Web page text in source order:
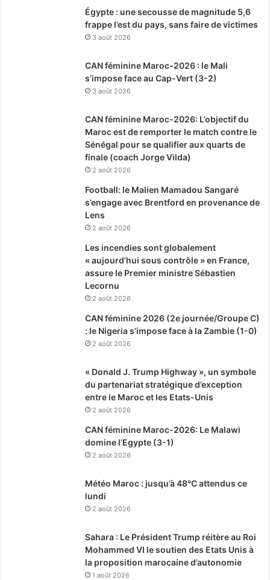
Égypte : une secousse de magnitude 5,6
frappe l’est du pays, sans faire de victimes
3 août 2026
CAN féminine Maroc-2026 : le Mali
s’impose face au Cap-Vert (3-2)
3 août 2026
CAN féminine Maroc-2026: L’objectif du
Maroc est de remporter le match contre le
Sénégal pour se qualifier aux quarts de
finale (coach Jorge Vilda)
2 août 2026
Football: le Malien Mamadou Sangaré
s’engage avec Brentford en provenance de
Lens
2 août 2026
Les incendies sont globalement
« aujourd’hui sous contrôle » en France,
assure le Premier ministre Sébastien
Lecornu
2 août 2026
CAN féminine 2026 (2e journée/Groupe C)
: le Nigeria s’impose face à la Zambie (1-0)
2 août 2026
« Donald J. Trump Highway », un symbole
du partenariat stratégique d’exception
entre le Maroc et les Etats-Unis
2 août 2026
CAN féminine Maroc-2026: Le Malawi
domine l’Egypte (3-1)
2 août 2026
Météo Maroc : jusqu’à 48°C attendus ce
lundi
2 août 2026
Sahara : Le Président Trump réitère au Roi
Mohammed VI le soutien des Etats Unis à
la proposition marocaine d’autonomie
1 août 2026